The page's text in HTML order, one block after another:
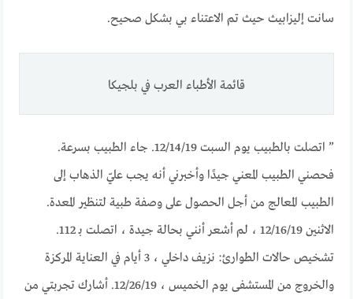
سانت إليزابيث حيث تم الاعتناء بي بشكل صحيح.
قائمة الأطباء العرب في بلجيكا
” اتصلت بالطبيب يوم السبت 12/14/19. جاء الطبيب بسرعة.
فحصني الطبيب المعني جيدًا وأخبرني أنه يجب عليّ الذهاب إلى
الطبيب المعالج من أجل الحصول على وصفة طبية لتنظير المعدة.
الاثنين 12/16/19 ، لم أشعر أنني بحالة جيدة ، اتصلت بـ 112.
تشخيص حالات الطوارئ: نزيف داخلي ، 3 أيام في العناية المركزة
والخروج من المستشفى يوم الخميس ، 12/26/19. أشارك تجربتي من